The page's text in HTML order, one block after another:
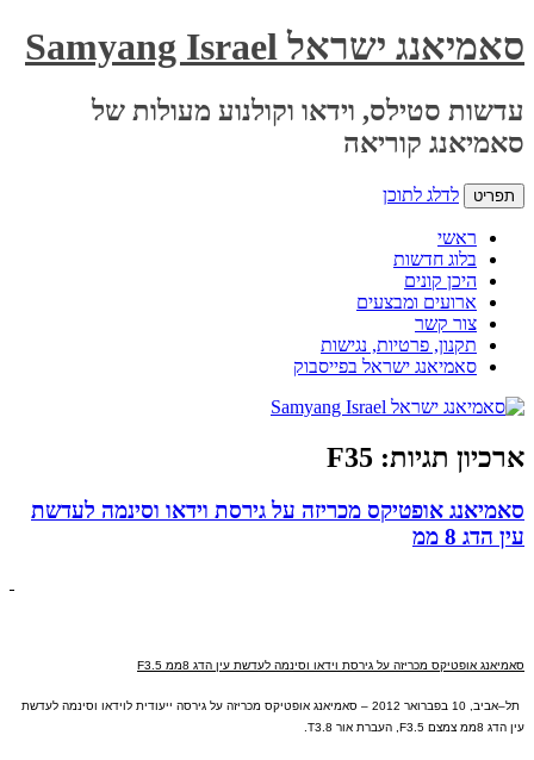
סאמיאנג ישראל Samyang Israel
עדשות סטילס, וידאו וקולנוע מעולות של
סאמיאנג קוריאה
תפריט לדלג לתוכן
ראשי
בלוג חדשות
היכן קונים
ארועים ומבצעים
צור קשר
תקנון, פרטיות, נגישות
סאמיאנג ישראל בפייסבוק
ארכיון תגיות: F35
סאמיאנג אופטיקס מכריזה על גירסת וידאו וסינמה לעדשת
עין הדג 8 ממ
סאמיאנג אופטיקס מכריזה על גירסת וידאו וסינמה לעדשת עין הדג 8ממ F3.5
תל–אביב, 10 בפברואר 2012 –
סאמיאנג אופטיקס מכריזה על גירסה ייעודית לוידאו וסינמה לעדשת
עין הדג 8ממ צמצם F3.5, העברת אור T3.8.